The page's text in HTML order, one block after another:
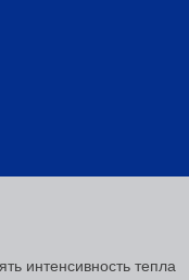
интенсивность тепла